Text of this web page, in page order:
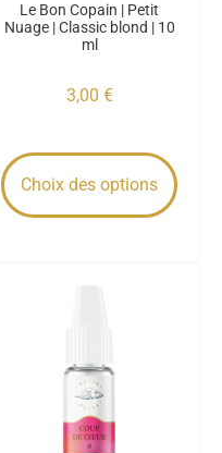
Le Bon Copain | Petit
Nuage | Classic blond | 10
ml
3,00 €
Choix des options